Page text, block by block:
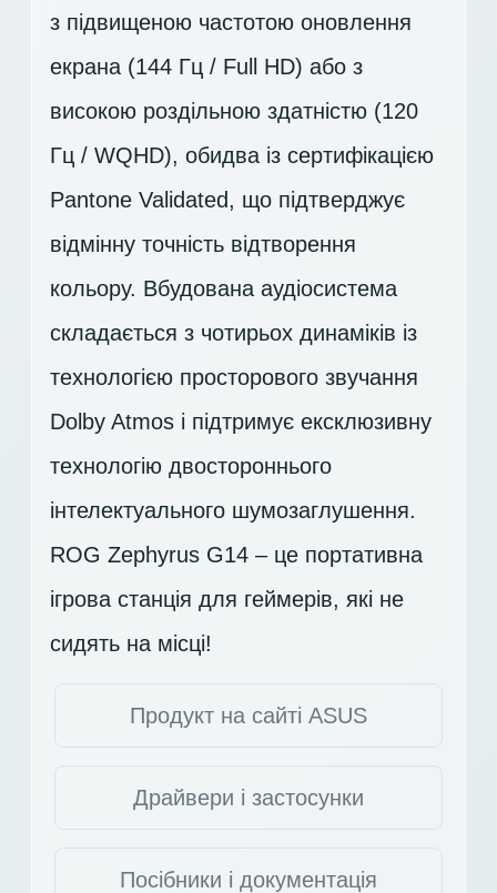
з підвищеною частотою оновлення
екрана (144 Гц / Full HD) або з
високою роздільною здатністю (120
Гц / WQHD), обидва із сертифікацією
Pantone Validated, що підтверджує
відмінну точність відтворення
кольору. Вбудована аудіосистема
складається з чотирьох динаміків із
технологією просторового звучання
Dolby Atmos і підтримує ексклюзивну
технологію двостороннього
інтелектуального шумозаглушення.
ROG Zephyrus G14 – це портативна
ігрова станція для геймерів, які не
сидять на місці!
Продукт на сайті ASUS
Драйвери і застосунки
Посібники і документація